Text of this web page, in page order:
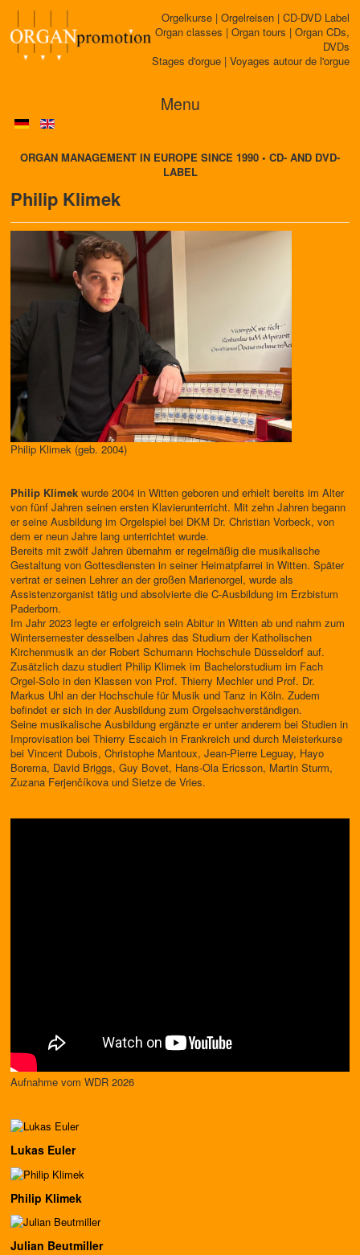
Orgelkurse | Orgelreisen | CD-DVD Label
Organ classes | Organ tours | Organ CDs,
DVDs
Stages d'orgue | Voyages autour de l'orgue
Menu
ORGAN MANAGEMENT IN EUROPE SINCE 1990 • CD- AND DVD-
LABEL
Philip Klimek
Philip Klimek (geb. 2004)
Philip Klimek wurde 2004 in Witten geboren und erhielt bereits im Alter
von fünf Jahren seinen ersten Klavierunterricht. Mit zehn Jahren begann
er seine Ausbildung im Orgelspiel bei DKM Dr. Christian Vorbeck, von
dem er neun Jahre lang unterrichtet wurde.
Bereits mit zwölf Jahren übernahm er regelmäßig die musikalische
Gestaltung von Gottesdiensten in seiner Heimatpfarrei in Witten. Später
vertrat er seinen Lehrer an der großen Marienorgel, wurde als
Assistenzorganist tätig und absolvierte die C-Ausbildung im Erzbistum
Paderborn.
Im Jahr 2023 legte er erfolgreich sein Abitur in Witten ab und nahm zum
Wintersemester desselben Jahres das Studium der Katholischen
Kirchenmusik an der Robert Schumann Hochschule Düsseldorf auf.
Zusätzlich dazu studiert Philip Klimek im Bachelorstudium im Fach
Orgel-Solo in den Klassen von Prof. Thierry Mechler und Prof. Dr.
Markus Uhl an der Hochschule für Musik und Tanz in Köln. Zudem
befindet er sich in der Ausbildung zum Orgelsachverständigen.
Seine musikalische Ausbildung ergänzte er unter anderem bei Studien in
Improvisation bei Thierry Escaich in Frankreich und durch Meisterkurse
bei Vincent Dubois, Christophe Mantoux, Jean-Pierre Leguay, Hayo
Borema, David Briggs, Guy Bovet, Hans-Ola Ericsson, Martin Sturm,
Zuzana Ferjenčíkova und Sietze de Vries.
Aufnahme vom WDR 2026
Lukas Euler
Philip Klimek
Julian Beutmiller